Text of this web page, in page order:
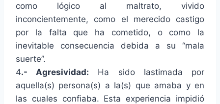
como lógico al maltrato, vivido
inconcientemente, como el merecido castigo
por la falta que ha cometido, o como la
inevitable consecuencia debida a su “mala
suerte”.
4.- Agresividad: Ha sido lastimada por
aquella(s) persona(s) a la(s) que amaba y en
las cuales confiaba. Esta experiencia impidió